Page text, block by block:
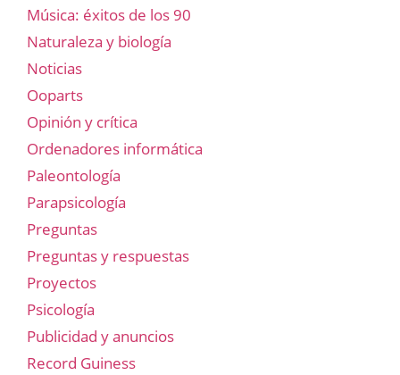
Música: éxitos de los 90
Naturaleza y biología
Noticias
Ooparts
Opinión y crítica
Ordenadores informática
Paleontología
Parapsicología
Preguntas
Preguntas y respuestas
Proyectos
Psicología
Publicidad y anuncios
Record Guiness